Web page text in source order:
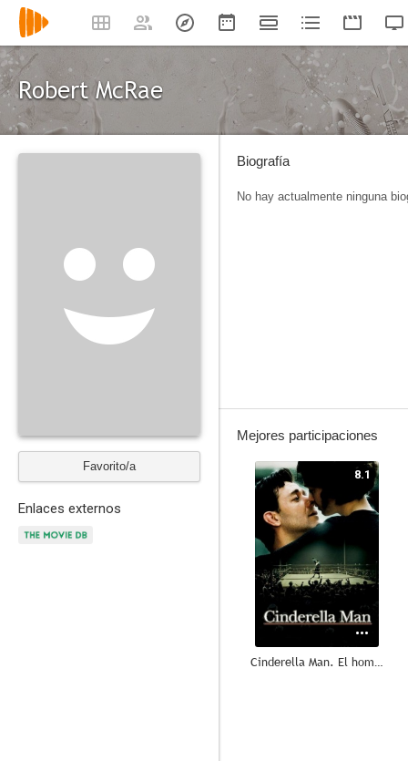
Robert McRae
Favorito/a
Enlaces externos
Biografía
No hay actualmente ninguna
Mejores participaciones
8.1
Cinderella Man. El hombre que no se dejó tumbar